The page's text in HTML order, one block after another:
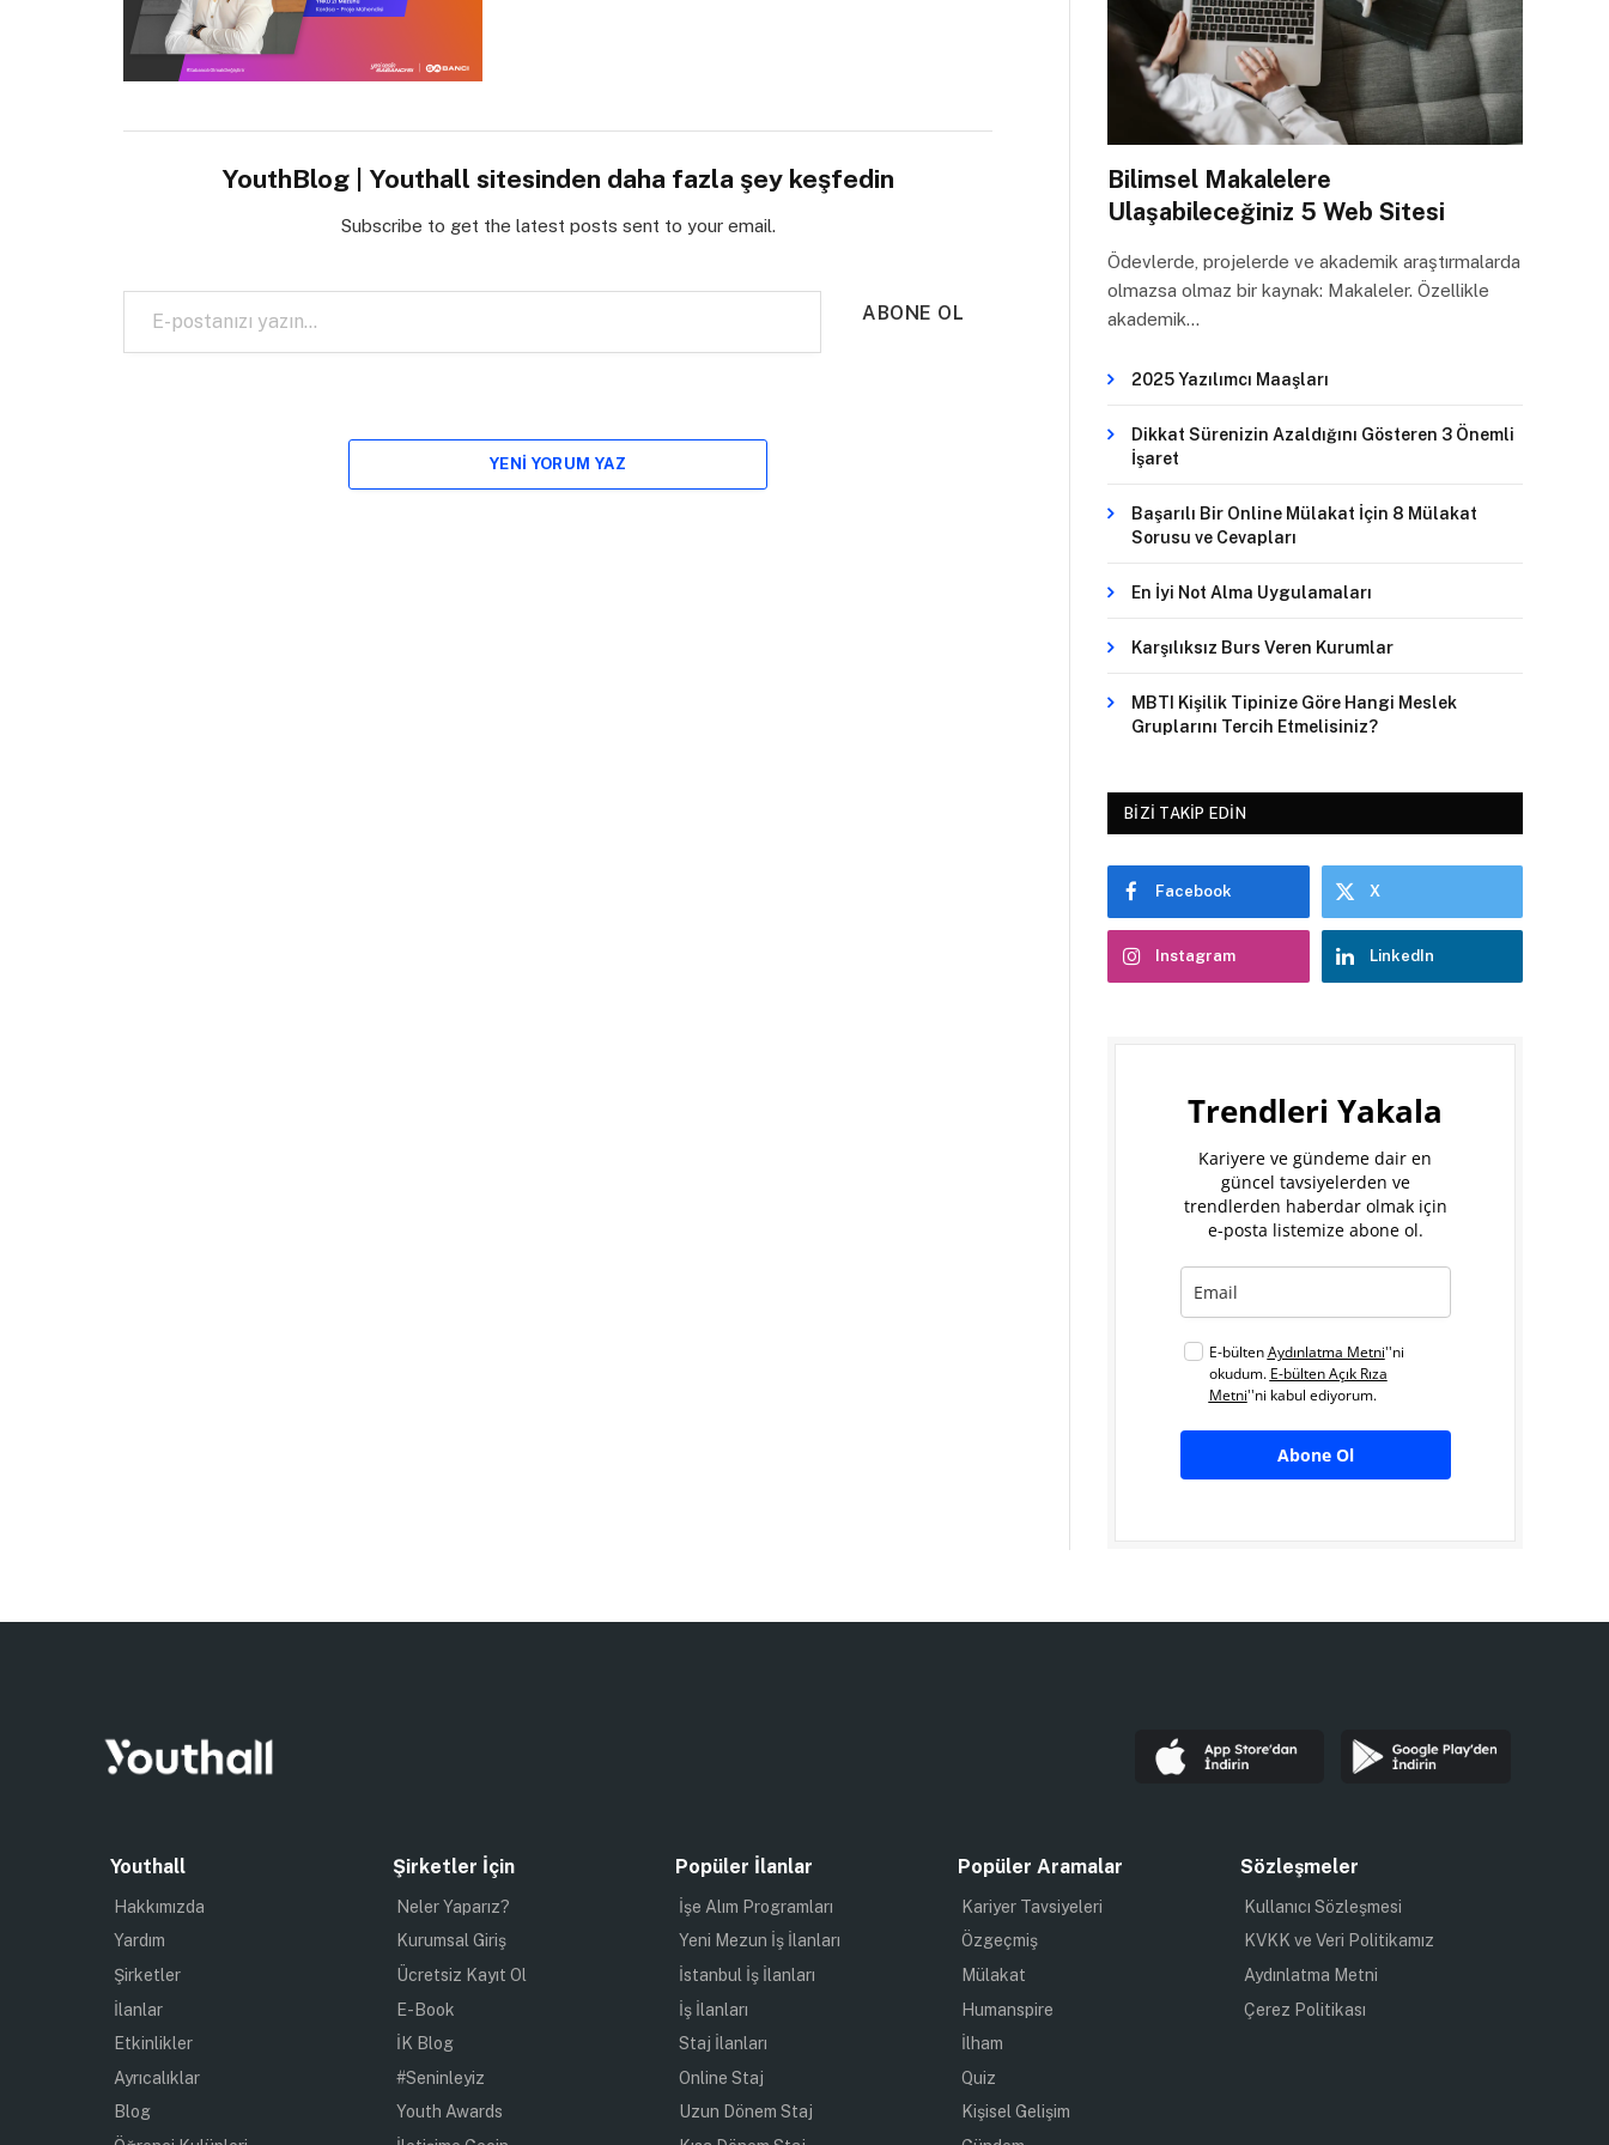
YouthBlog | Youthall sitesinden daha fazla şey keşfedin
Subscribe to get the latest posts sent to your email.
E-postanızı yazın…
ABONE OL
YENI YORUM YAZ
Bilimsel Makalelere
Ulaşabileceğiniz 5 Web Sitesi
Ödevlerde, projelerde ve akademik araştırmalarda
olmazsa olmaz bir kaynak: Makaleler. Özellikle
akademik…
2025 Yazılımcı Maaşları
Dikkat Sürenizin Azaldığını Gösteren 3 Önemli
İşaret
Başarılı Bir Online Mülakat İçin 8 Mülakat
Sorusu ve Cevapları
En İyi Not Alma Uygulamaları
Karşılıksız Burs Veren Kurumlar
MBTI Kişilik Tipinize Göre Hangi Meslek
Gruplarını Tercih Etmelisiniz?
BIZI TAKIP EDIN
Facebook X
Instagram LinkedIn
Trendleri Yakala
Kariyere ve gündeme dair en
güncel tavsiyelerden ve
trendlerden haberdar olmak için
e-posta listemize abone ol.
E-bültenAydınlatma Metni''ni
okudum. E-bülten Açık Rıza
Metni''ni kabul ediyorum.
Abone Ol
Youthall
Hakkımızda
Yardım
Şirketler
İlanlar
Etkinlikler
Ayrıcalıklar
Blog
Şirketler İçin
Neler Yaparız?
Kurumsal Giriş
Ücretsiz Kayıt Ol
E-Book
İK Blog
#Seninleyiz
Youth Awards
Popüler İlanlar
İşe Alım Programları
Yeni Mezun İş İlanları
İstanbul İş İlanları
İş İlanları
Staj İlanları
Online Staj
Uzun Dönem Staj
Popüler Aramalar
Kariyer Tavsiyeleri
Özgeçmiş
Mülakat
Humanspire
İlham
Quiz
Kişisel Gelişim
Sözleşmeler
Kullanıcı Sözleşmesi
KVKK ve Veri Politikamız
Aydınlatma Metni
Çerez Politikası